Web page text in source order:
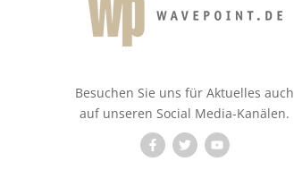
Besuchen Sie uns für Aktuelles auch
auf unseren Social Media-Kanälen.